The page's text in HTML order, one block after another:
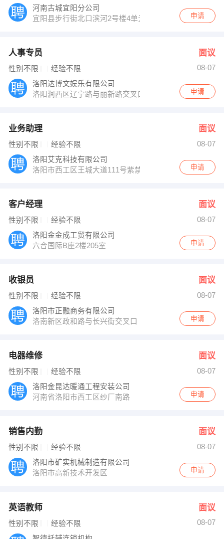
河南古城宜阳分公司
宜阳县步行街北口滨河2号楼4单元501室
申请
人事专员 面议
性别不限 经验不限
08-07
洛阳达博文娱乐有限公司
洛阳涧西区辽宁路与丽新路交叉口
申请
业务助理 面议
性别不限 经验不限
08-07
洛阳艾克科技有限公司
洛阳市西工区王城大道111号紫禁城三楼信息科技园3169
申请
客户经理 面议
性别不限 经验不限
08-07
洛阳金金成工贸有限公司
六合国际B座2楼205室
申请
收银员 面议
性别不限 经验不限
08-07
洛阳市正融商务有限公司
洛南新区政和路与长兴街交叉口
申请
电器维修 面议
性别不限 经验不限
08-07
洛阳金昆达暖通工程安装公司
河南省洛阳市西工区纱厂南路
申请
销售内勤 面议
性别不限 经验不限
08-07
洛阳市矿实机械制造有限公司
洛阳市高新技术开发区
申请
英语教师 面议
性别不限 经验不限
08-07